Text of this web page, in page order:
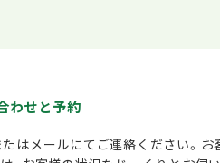
わせと予約
はメールにてご連絡ください。